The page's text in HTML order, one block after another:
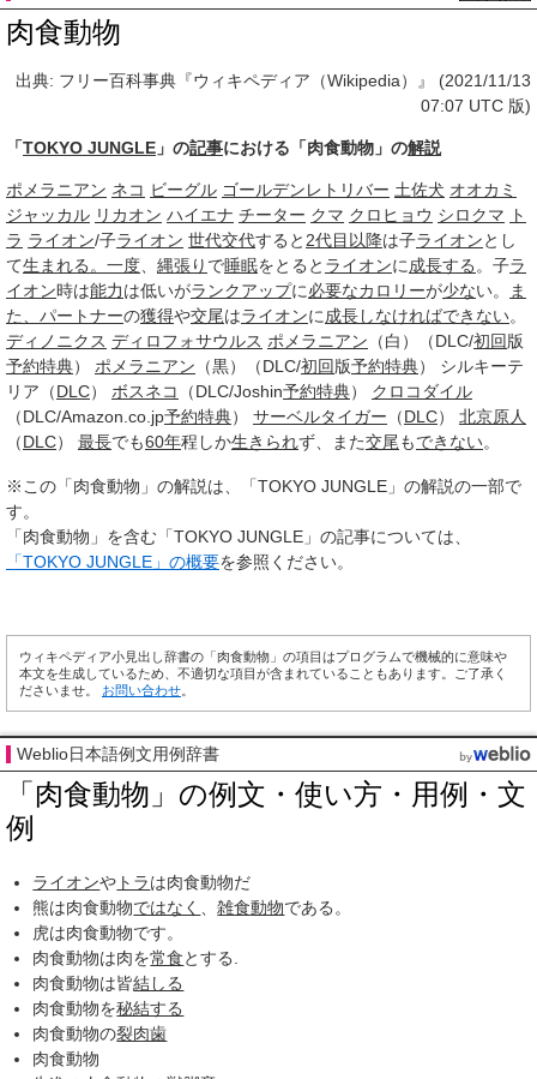
肉食動物
出典: フリー百科事典『ウィキペディア（Wikipedia）』 (2021/11/13
07:07 UTC 版)
「TOKYO JUNGLE 」の記事における「肉食動物」の解説
ポメラニアン ネコ ビーグル ゴールデンレトリバー 土佐犬 オオカミ
ジャッカル リカオン ハイエナ チーター クマ クロヒョウ シロクマ
ト
ラ ライオン/子ライオン 世代交代すると 2代目以降は子ライオンとし
て生まれる。 一度 縄張り で睡眠をとると ライオンに成長する 。子ラ
イオン時は能力は低いがランクアップに必要なカロリーが少ない。
ま
た、 パートナーの獲得や交尾はライオンに成長しなければできない。
ディノニクス ディロフォサウルス ポメラニアン （白）（DLC/初回版
予約特典） ポメラニアン （黒）（DLC/初回版予約特典） シルキーテ
リア（DLC） ボスネコ （DLC/Joshin予約特典） クロコダイル
（DLC/Amazon.co.jp予約特典） サーベルタイガー （DLC） 北京原人
（DLC） 最長でも60年程しか生きられず、また交尾もできない。
※この「肉食動物」の解説は、「TOKYO JUNGLE」の解説の一部で
す。
「肉食動物」を含む「TOKYO JUNGLE」の記事については、
「TOKYO JUNGLE」の概要を参照ください。
ウィキペディア小見出し辞書の「肉食動物」の項目はプログラムで機械的に意味や
本文を生成しているため、不適切な項目が含まれていることもあります。ご了承く
ださいませ。 お問い合わせ
Weblio日本語例文用例辞書
「肉食動物」の例文・使い方・用例・文
例
ライオンや トラは肉食動物だ
熊は肉食動物ではなく 、雑食動物である。
虎は肉食動物です。
肉食動物は肉を常食とする.
肉食動物は皆結しる
肉食動物を秘結する
肉食動物の裂肉歯
肉食動物